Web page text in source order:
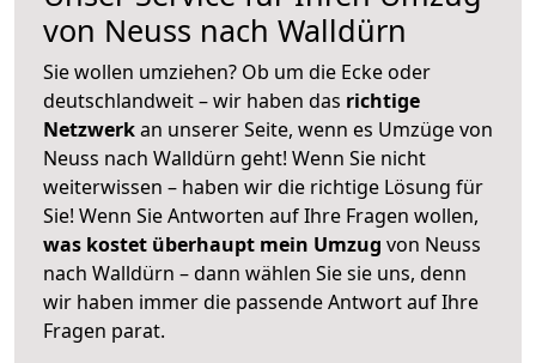
von Neuss nach Walldürn
Sie wollen umziehen? Ob um die Ecke oder
deutschlandweit – wir haben das richtige
Netzwerkan unserer Seite, wenn es Umzüge von
Neuss nach Walldürn geht! Wenn Sie nicht
weiterwissen – haben wir die richtige Lösung für
Sie! Wenn Sie Antworten auf Ihre Fragen wollen,
was kostet überhaupt mein Umzug von Neuss
nach Walldürn – dann wählen Sie sie uns, denn
wir haben immer die passende Antwort auf Ihre
Fragen parat.